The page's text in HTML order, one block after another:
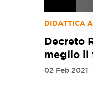
DIDATTICA
Decreto
meglio il
02 Feb 2021